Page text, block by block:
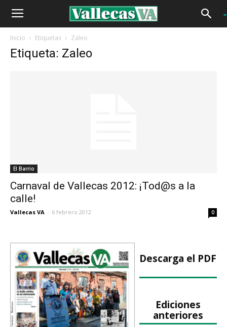
Inicio Etiquetas Zaleo
Etiqueta: Zaleo
El Barrio
Carnaval de Vallecas 2012: ¡Tod@s a la
calle!
Vallecas VA - 6 febrero 2012 0
Descarga el PDF
Ediciones
anteriores